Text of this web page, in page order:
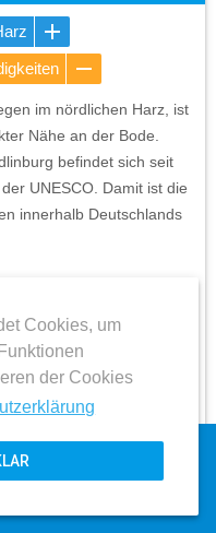
Cookies, um
der Cookies
im nördlichen Harz, ist
Nähe an der Bode.
befindet sich seit
UNESCO. Damit ist die
innerhalb Deutschlands
in Quedlinburg
ihrem Kopfsteinpflaster
zu einem
auf zahlreichen
Harzstadt rund 2000
aus mehreren
der Ortschaft ist die
am Markt im
AGB